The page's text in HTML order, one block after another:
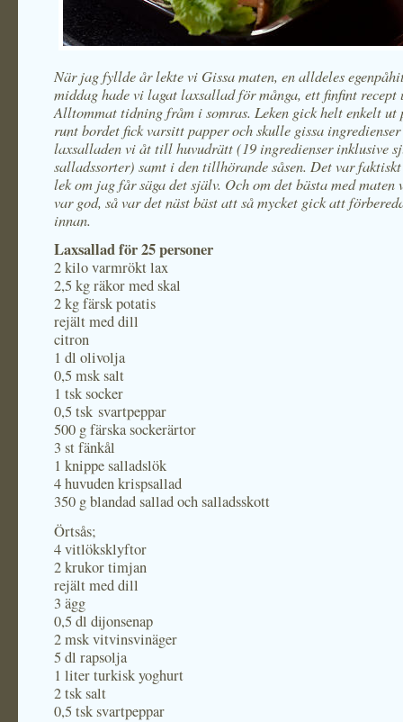
När jag fyllde år lekte vi Gissa maten, en alldeles
middag hade vi lagat laxsallad för många, ett finfint recept
Alltommat tidning fråm i somras. Leken gick helt enkelt
runt bordet fick varsitt papper och skulle gissa
laxsalladen vi åt till huvudrätt (19 ingredienser inklusive
salladssorter) samt i den tillhörande såsen. Det var
lek om jag får säga det själv. Och om det bästa med maten
var god, så var det näst bäst att så mycket gick att
innan.
Laxsallad för 25 personer
2 kilo varmrökt lax
2,5 kg räkor med skal
2 kg färsk potatis
rejält med dill
citron
1 dl olivolja
0,5 msk salt
1 tsk socker
0,5 tsk svartpeppar
500 g färska sockerärtor
3 st fänkål
1 knippe salladslök
4 huvuden krispsallad
350 g blandad sallad och salladsskott
Örtsås;
4 vitlöksklyftor
2 krukor timjan
rejält med dill
3 ägg
0,5 dl dijonsenap
2 msk vitvinsvinäger
5 dl rapsolja
1 liter turkisk yoghurt
2 tsk salt
0,5 tsk svartpeppar